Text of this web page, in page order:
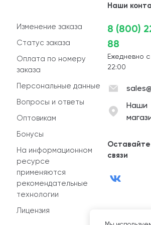
Изменение заказа
Статус заказа
Оплата по номеру
заказа
Персональные данные
Вопросы и ответы
Оптовикам
Бонусы
На информационном
ресурсе
применяются
рекомендательные
технологии
Лицензия
Наши
8 (800)
88
Ежедневно
22:00
Наши
связи